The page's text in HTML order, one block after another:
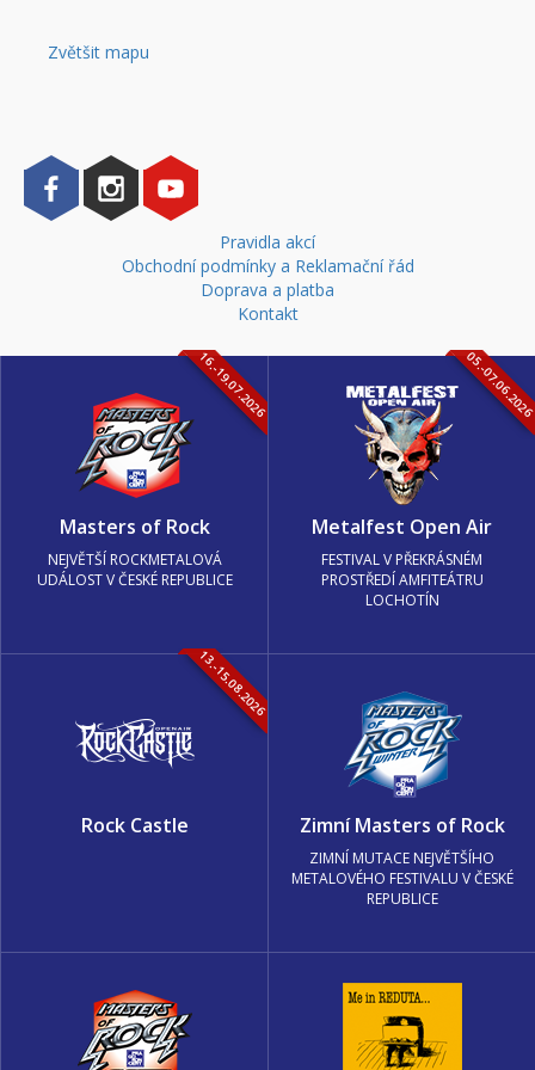
Zvětšit mapu
Pravidla akcí
Obchodní podmínky a Reklamační řád
Doprava a platba
Kontakt
16.-19.07.2026
Masters of Rock
NEJVĚTŠÍ ROCKMETALOVÁ
UDÁLOST V ČESKÉ REPUBLICE
05.-
Metalfest Open Air
FESTIVAL V PŘEKRÁSNÉM
PROSTŘEDÍ AMFITEÁTRU
LOCHOTÍN
13.-15.08.2026
Rock Castle Zimní Masters of Rock
ZIMNÍ MUTACE NEJVĚTŠÍHO
METALOVÉHO FESTIVALU V ČESKÉ
REPUBLICE